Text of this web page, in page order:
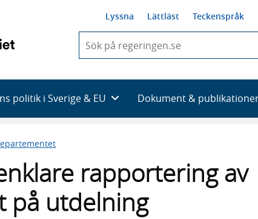
Lyssna Lättläst Teckenspråk
du
skriva
framträder
en
politik i Sverige & EU Dokument &
rapportering av
på utdelning